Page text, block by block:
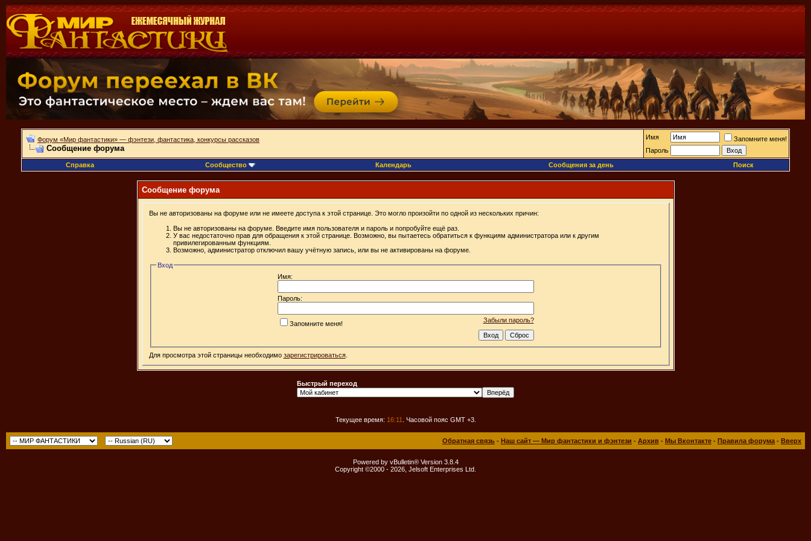
Форум «Мир фантастики» — фэнтези, фантастика, конкурсы рассказов
Сообщение форума
Имя
Запомните меня!
Пароль
Справка
Сообщество Календарь Сообщения за день Поиск
Сообщение форума
Вы не авторизованы на форуме или не имеете доступа к этой странице. Это могло произойти по одной из нескольких причин:
Вы не авторизованы на форуме. Введите имя пользователя и пароль и попробуйте ещё раз.
У вас недостаточно прав для обращения к этой странице. Возможно, вы пытаетесь обратиться к функциям администратора или к другим
привилегированным функциям.
Возможно, администратор отключил вашу учётную запись, или вы не активированы на форуме.
Вход
Имя:
Пароль:
Забыли пароль?
Запомните меня!
Для просмотра этой страницы необходимо зарегистрироваться.
Быстрый переход
Текущее время: 16:11 . Часовой пояс GMT +3.
Обратная связь - Наш сайт — Мир фантастики и фэнтези - Архив - Мы Вконтакте - Правила форума - Вверх
Powered by vBulletin® Version 3.8.4
Copyright ©2000 - 2026, Jelsoft Enterprises Ltd.